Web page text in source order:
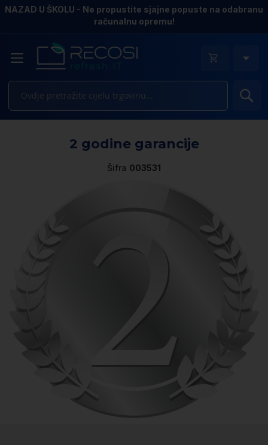
NAZAD U ŠKOLU - Ne propustite sjajne popuste na odabranu
računalnu opremu!
2 godine garancije
Šifra 003531